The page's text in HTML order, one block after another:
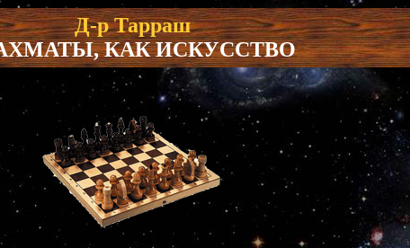
Д-р Тарраш
КАК ИСКУССТВО